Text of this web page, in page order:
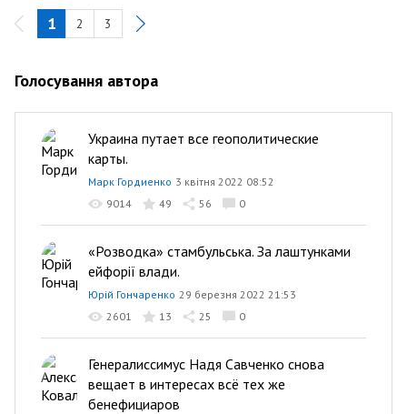
1 2 3
Голосування автора
Украина путает все геополитические
карты.
Марк Гордиенко 3 квітня 2022 08:52
9014
49 56 0
«Розводка» стамбульська. За лаштунками
ейфорії влади.
Юрій Гончаренко 29 березня 2022 21:53
2601
13 25 0
Генералиссимус Надя Савченко снова
вещает в интересах всё тех же
бенефициаров